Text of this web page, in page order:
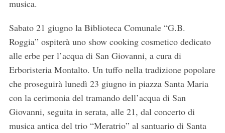
musica.
Sabato 21 giugno la Biblioteca Comunale “G.B.
Roggia” ospiterà uno show cooking cosmetico dedicato
alle erbe per l’acqua di San Giovanni, a cura di
Erboristeria Montalto. Un tuffo nella tradizione popolare
che proseguirà lunedì 23 giugno in piazza Santa Maria
con la cerimonia del tramando dell’acqua di San
Giovanni, seguita in serata, alle 21, dal concerto di
musica antica del trio “Meratrio” al santuario di Santa